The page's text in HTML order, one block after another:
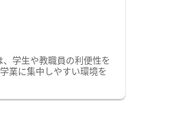
学生や教職員の利便性を
業に集中しやすい環境を